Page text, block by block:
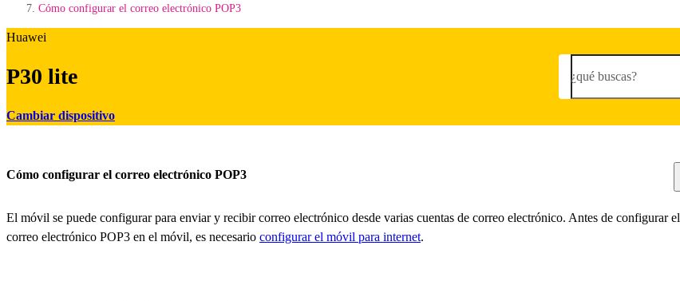
Cómo configurar el correo electrónico POP3
Huawei
P30 lite
Cambiar dispositivo
¿qué buscas?
Cómo configurar el correo electrónico POP3
El móvil se puede configurar para enviar y recibir correo electrónico desde varias cuentas de correo electrónico. Antes de configurar el
correo electrónico POP3 en el móvil, es necesario configurar el móvil para internet.